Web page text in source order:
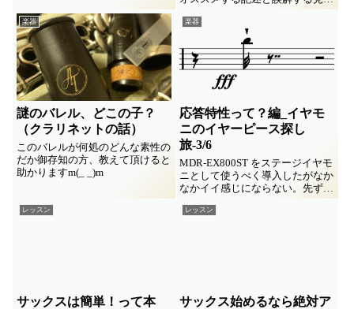
高いなりのことはありますけど、
オモチャとして愉しむのには充分
に愉しいものです♪
が広まってるのを残念に思い「ち
がうってば！」という説明文を書
いてみました。
楽器
謎のバレル、どこの子？
（クラリネットの話）
このバレルが何処のどんな素性の
だか御存知の方、教えて頂けると
助かりますm(_ _)m
楽器
応答特性って？編_イヤモ
ニのイヤーピース探し
旅-3/6
MDR-EX800ST をステージイヤモ
ニとして使うべく導入したがなか
なかイイ感じにならない。先ずは
But!! 根本的な問題がそこに
レッスン
サックスは簡単！って本
レッスン
サックス始めるなら絶対ア